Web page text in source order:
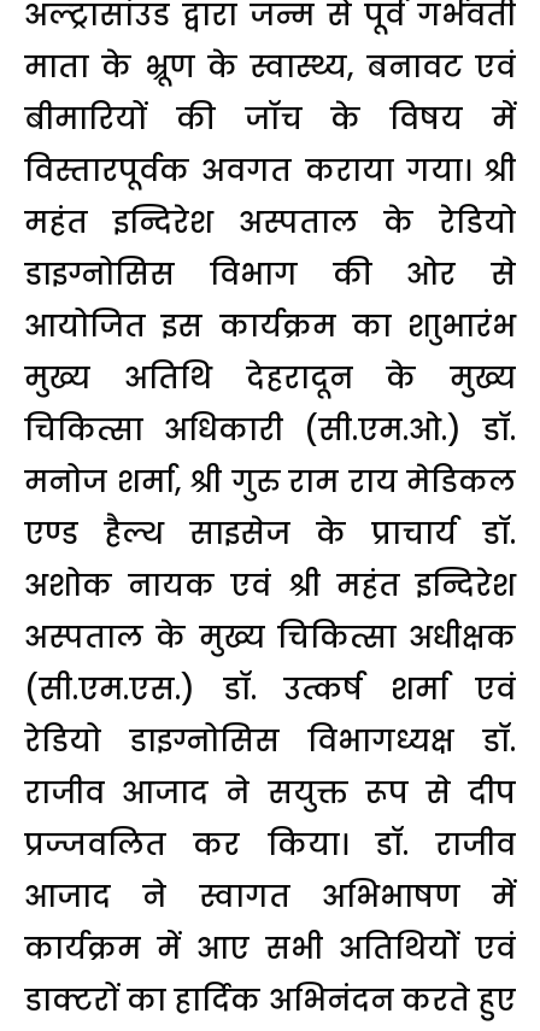
अल्ट्रासांउड द्वारा जन्म से पूर्व गर्भवती
माता के भ्रूण के स्वास्थ्य, बनावट एवं
बीमारियों की जाॅच के विषय में
विस्तारपूर्वक अवगत कराया गया। श्री
महंत इन्दिरेश अस्पताल के रेडियो
डाइग्नोसिस विभाग की ओर से
आयोजित इस कार्यक्रम का शाुभारंभ
मुख्य अतिथि देहरादून के मुख्य
चिकित्सा अधिकारी (सी.एम.ओ.) डाॅ.
मनोज शर्मा, श्री गुरु राम राय मेडिकल
एण्ड हैल्थ साइसेज के प्राचार्य डाॅ.
अशोक नायक एवं श्री महंत इन्दिरेश
अस्पताल के मुख्य चिकित्सा अधीक्षक
(सी.एम.एस.) डाॅ. उत्कर्ष शर्मा एवं
रेडियो डाइग्नोसिस विभागध्यक्ष डाॅ.
राजीव आजाद ने सयुक्त रूप से दीप
प्रज्जवलित कर किया। डाॅ. राजीव
आजाद ने स्वागत अभिभाषण में
कार्यक्रम में आए सभी अतिथियोें एवं
डाक्टरों का हार्दिक अभिनंदन करते हुए